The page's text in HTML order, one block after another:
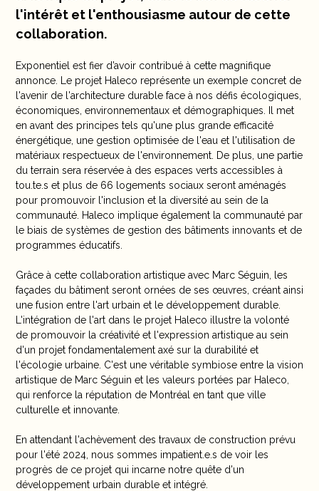
l'intérêt et l'enthousiasme autour de cette
collaboration.
Exponentiel est fier d’avoir contribué à cette magnifique
annonce. Le projet Haleco représente un exemple concret de
l'avenir de l'architecture durable face à nos défis écologiques,
économiques, environnementaux et démographiques. Il met
en avant des principes tels qu'une plus grande efficacité
énergétique, une gestion optimisée de l'eau et l'utilisation de
matériaux respectueux de l'environnement. De plus, une partie
du terrain sera réservée à des espaces verts accessibles à
tou.te.s et plus de 66 logements sociaux seront aménagés
pour promouvoir l'inclusion et la diversité au sein de la
communauté. Haleco implique également la communauté par
le biais de systèmes de gestion des bâtiments innovants et de
programmes éducatifs.
Grâce à cette collaboration artistique avec Marc Séguin, les
façades du bâtiment seront ornées de ses œuvres, créant ainsi
une fusion entre l'art urbain et le développement durable.
L'intégration de l'art dans le projet Haleco illustre la volonté
de promouvoir la créativité et l'expression artistique au sein
d'un projet fondamentalement axé sur la durabilité et
l'écologie urbaine. C'est une véritable symbiose entre la vision
artistique de Marc Séguin et les valeurs portées par Haleco,
qui renforce la réputation de Montréal en tant que ville
culturelle et innovante.
En attendant l'achèvement des travaux de construction prévu
pour l'été 2024, nous sommes impatient.e.s de voir les
progrès de ce projet qui incarne notre quête d'un
développement urbain durable et intégré.